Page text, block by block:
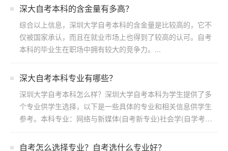
​深大自考本科的含金量有多高？
综合以上信息，深圳大学自考本科的含金量是比较高的，它不
仅被国家承认，而且在就业市场上也得到了较高的认可。自考
本科的毕业生在职场中拥有较大的竞争力。...
深大自考本科专业有哪些？
深圳大学自考本科怎么样？深圳大学自考本科为学生提供了多
个专业供学生选择，以下是一些具体的专业和相关信息供学生
参考。本科专业：网络与新媒体(自考新专业)社会学(自学考
自考怎么选择专业？自考选什么专业好？